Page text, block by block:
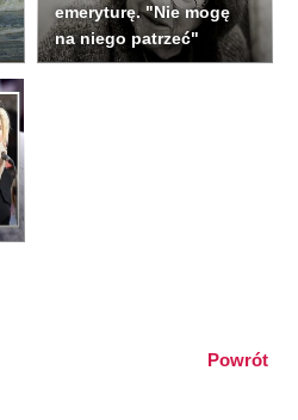
emeryturę. "Nie mogę
na niego patrzeć"
Powrót